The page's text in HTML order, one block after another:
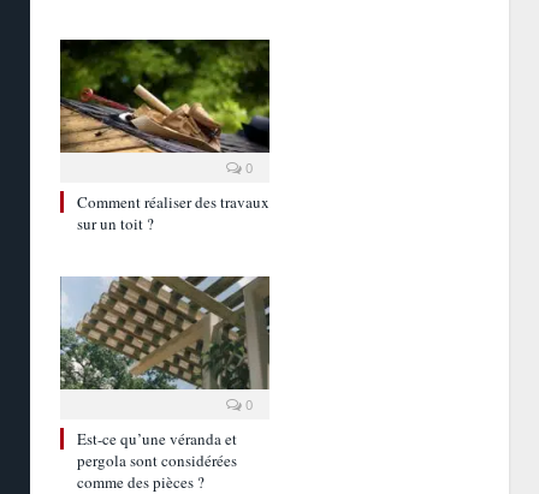
0
Comment réaliser des travaux
sur un toit ?
0
Est-ce qu’une véranda et
pergola sont considérées
comme des pièces ?